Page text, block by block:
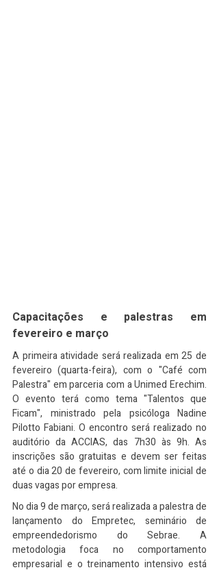
Capacitações e palestras em
fevereiro e março
A primeira atividade será realizada em 25 de
fevereiro (quarta-feira), com o "Café com
Palestra" em parceria com a Unimed Erechim.
O evento terá como tema "Talentos que
Ficam", ministrado pela psicóloga Nadine
Pilotto Fabiani. O encontro será realizado no
auditório da ACCIAS, das 7h30 às 9h. As
inscrições são gratuitas e devem ser feitas
até o dia 20 de fevereiro, com limite inicial de
duas vagas por empresa.
No dia 9 de março, será realizada a palestra de
lançamento do Empretec, seminário de
empreendedorismo do Sebrae. A
metodologia foca no comportamento
empresarial e o treinamento intensivo está